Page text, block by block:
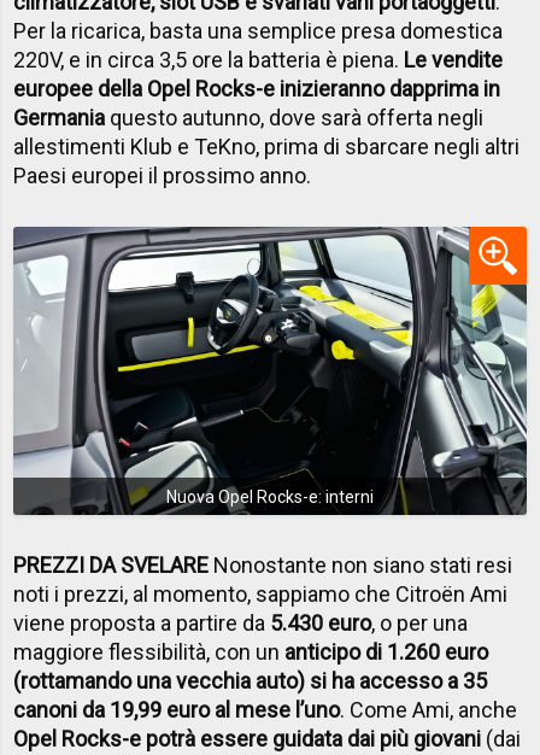
Per la ricarica, basta una semplice presa domestica
220V, e in circa 3,5 ore la batteria è piena. Le vendite
europee della Opel Rocks-e inizieranno dapprima in
Germania questo autunno, dove sarà offerta negli
allestimenti Klub e TeKno, prima di sbarcare negli altri
Paesi europei il prossimo anno.
Nuova Opel Rocks-e: interni
PREZZI DA SVELARE Nonostante non siano stati resi
noti i prezzi, al momento, sappiamo che Citroën Ami
viene proposta a partire da 5.430 euro, o per una
maggiore flessibilità, con un anticipo di 1.260 euro
(rottamando una vecchia auto) si ha accesso a 35
canoni da 19,99 euro al mese l’uno. Come Ami, anche
Opel Rocks-e potrà essere guidata dai più giovani (dai